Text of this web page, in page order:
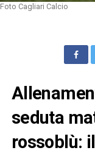
Foto Cagliari Calcio
seduta
rossoblù: